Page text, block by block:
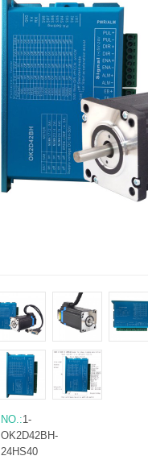
NO.:1-
OK2D42BH-
24HS40